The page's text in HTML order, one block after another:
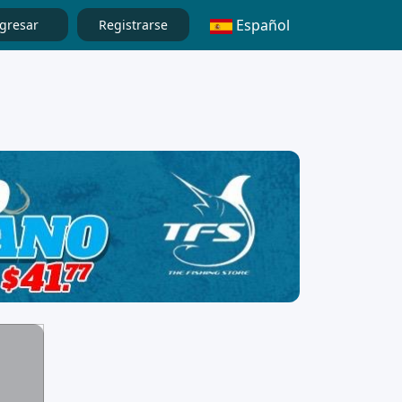
Registrarse Español